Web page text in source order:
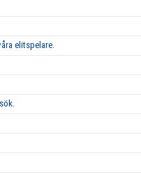
elitspelare.